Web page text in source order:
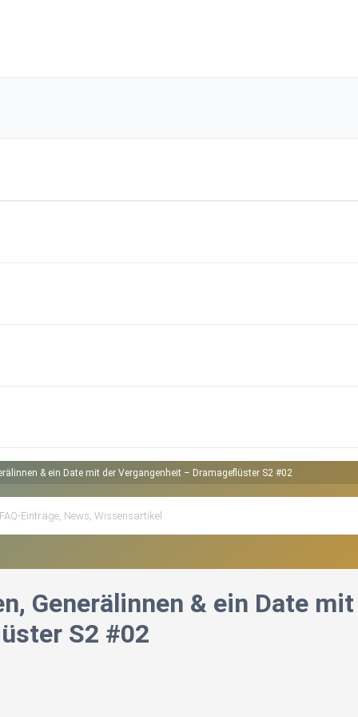
& ein Date mit der Vergangenheit – Dramageflüster S2 #02
Generälinnen & ein Date
S2 #02